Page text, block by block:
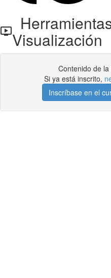
Visualización
Contenido de
Si ya está inscrito,
Inscríbase en el